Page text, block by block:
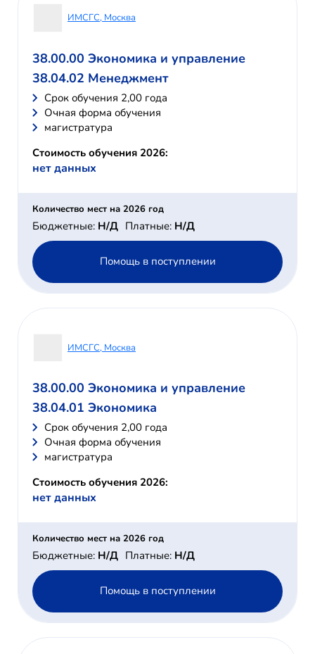
ИМСГС, Москва
38.00.00 Экономика и управление
38.04.02 Менеджмент
Cрок обучения 2,00 года
Очная форма обучения
магистратура
Стоимость обучения 2026:
нет данных
Количество мест на 2026 год
Бюджетные: Н/Д Платные: Н/Д
Помощь в поступлении
ИМСГС, Москва
38.00.00 Экономика и управление
38.04.01 Экономика
Cрок обучения 2,00 года
Очная форма обучения
магистратура
Стоимость обучения 2026:
нет данных
Количество мест на 2026 год
Бюджетные: Н/Д Платные: Н/Д
Помощь в поступлении